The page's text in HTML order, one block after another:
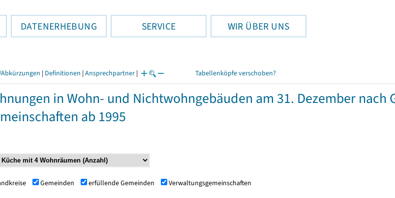
DATENERHEBUNG SERVICE WIR ÜBER UNS
| Definitionen | Ansprechpartner | Tabellenköpfe verschoben?
in Wohn- und Nichtwohngebäuden am 31. Dezember
ab 1995
Gemeinden erfüllende Gemeinden Verwaltungsgemeinschaften